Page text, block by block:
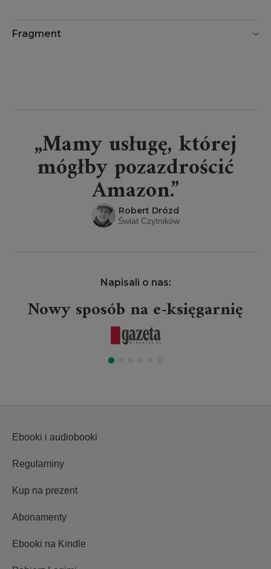
Fragment
„Mamy usługę, której
mógłby pozazdrościć
Amazon.”
Robert Drózd
Świat Czytników
Napisali o nas:
Nowy sposób na e-księgarnię
Ebooki i audiobooki
Regulaminy
Kup na prezent
Abonamenty
Ebooki na Kindle